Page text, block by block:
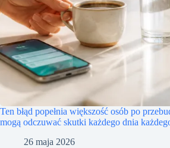
Ten błąd popełnia większość osób po
mogą odczuwać skutki każdego dnia
26 maja 2026